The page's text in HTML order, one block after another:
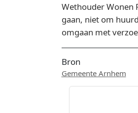
Wethouder Wonen
gaan, niet om
omgaan met
Bron
Gemeente Arnhem